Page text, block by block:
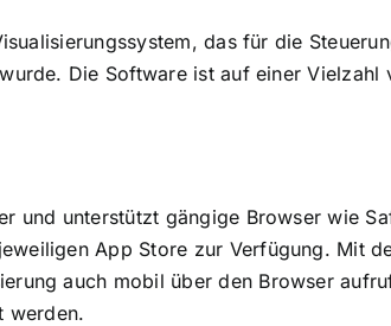
das für die
Die Software ist auf einer
und unterstützt gängige Browser wie
App Store zur Verfügung. Mit
auch mobil über den Browser
werden.